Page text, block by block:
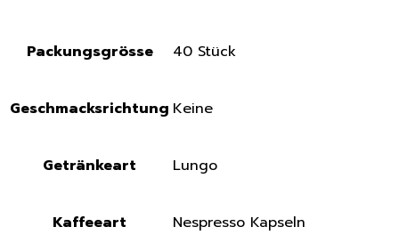
Packungsgrösse 40 Stück
Geschmacksrichtung Keine
Getränkeart Lungo
Kaffeeart Nespresso Kapseln